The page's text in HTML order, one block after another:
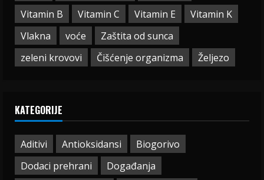
Vitamin B
Vitamin C Vitamin E
Vitamin K
Vlakna
voće
Zaštita od sunca
zeleni krovovi
Čišćenje organizma Željezo
KATEGORIJE
Aditivi Antioksidansi
Biogorivo
Dodaci prehrani
Događanja